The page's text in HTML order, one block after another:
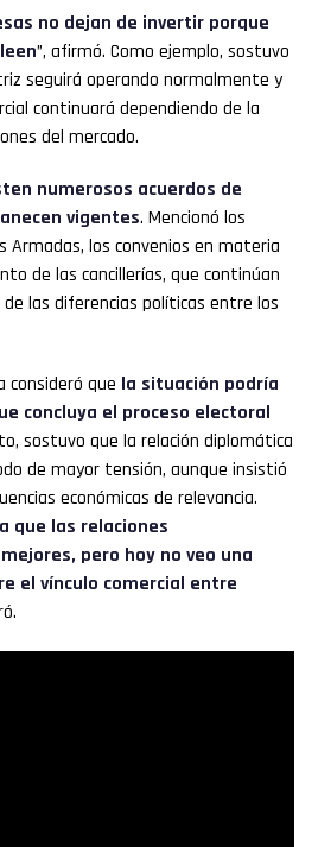
no dejan de invertir porque
”, afirmó. Como ejemplo, sostuvo
seguirá operando normalmente y
continuará dependiendo de la
del mercado.
numerosos acuerdos de
vigentes. Mencionó los
Armadas, los convenios en materia
de las cancillerías, que continúan
las diferencias políticas entre los
consideró que la situación podría
concluya el proceso electoral
sostuvo que la relación diplomática
de mayor tensión, aunque insistió
económicas de relevancia.
que las relaciones
pero hoy no veo una
el vínculo comercial entre